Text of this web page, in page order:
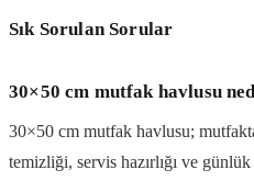
Sık Sorulan Sorular
30×50 cm mutfak havlusu
30×50 cm mutfak havlusu;
temizliği, servis hazırlığı ve